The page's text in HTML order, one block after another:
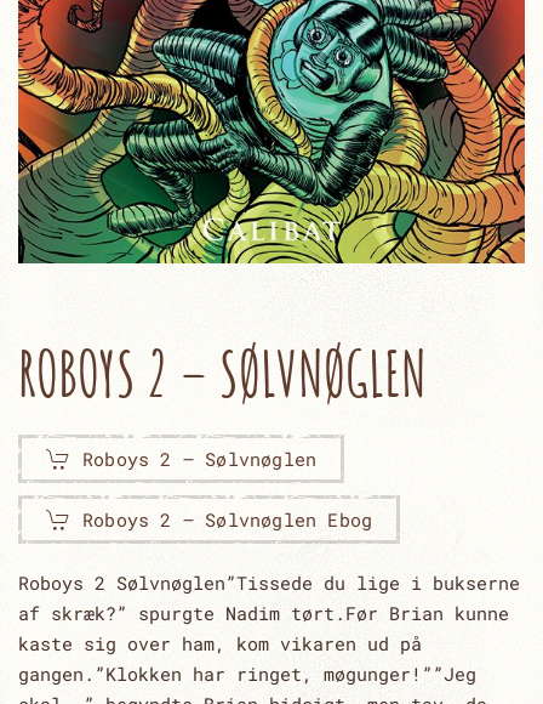
ROBOYS 2 – SØLVNØGLEN
Roboys 2 – Sølvnøglen
Roboys 2 – Sølvnøglen Ebog
Roboys 2 Sølvnøglen”Tissede du lige i bukserne
af skræk?” spurgte Nadim tørt.Før Brian kunne
kaste sig over ham, kom vikaren ud på
gangen.”Klokken har ringet, møgunger!””Jeg